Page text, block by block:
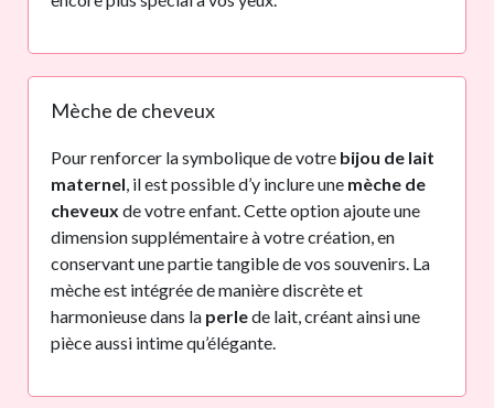
Mèche de cheveux
Pour renforcer la symbolique de votre bijou de lait
maternel , il est possible d’y inclure une mèche de
cheveux de votre enfant. Cette option ajoute une
dimension supplémentaire à votre création, en
conservant une partie tangible de vos souvenirs. La
mèche est intégrée de manière discrète et
harmonieuse dans la perlede lait, créant ainsi une
pièce aussi intime qu’élégante.